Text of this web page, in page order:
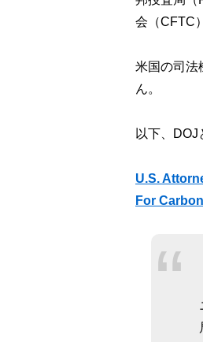
会（CFTC
米国の司法
ん。
以下、DOJ
U.S.
For